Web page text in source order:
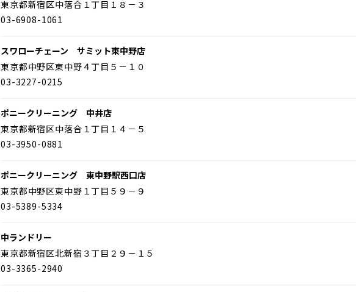
東京都新宿区中落合１丁目１８－３
03-6908-1061
スワローチェーン サミット東中野店
東京都中野区東中野４丁目５－１０
03-3227-0215
ポニークリーニング 中井店
東京都新宿区中落合１丁目１４－５
03-3950-0881
ポニークリーニング 東中野駅西口店
東京都中野区東中野１丁目５９－９
03-5389-5334
中ランドリー
東京都新宿区北新宿３丁目２９－１５
03-3365-2940